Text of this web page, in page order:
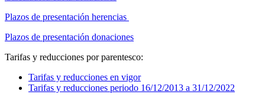
Plazos de presentación herencias
Plazos de presentación donaciones
Tarifas y reducciones por parentesco:
Tarifas y reducciones en vigor
Tarifas y reducciones periodo 16/12/2013 a 31/12/2022